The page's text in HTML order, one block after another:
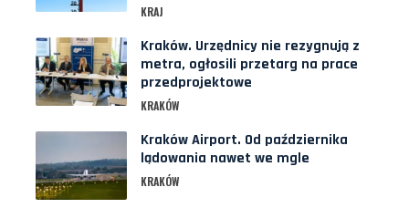
KRAJ
Kraków. Urzędnicy nie rezygnują z
metra, ogłosili przetarg na prace
przedprojektowe
KRAKÓW
Kraków Airport. Od października
lądowania nawet we mgle
KRAKÓW